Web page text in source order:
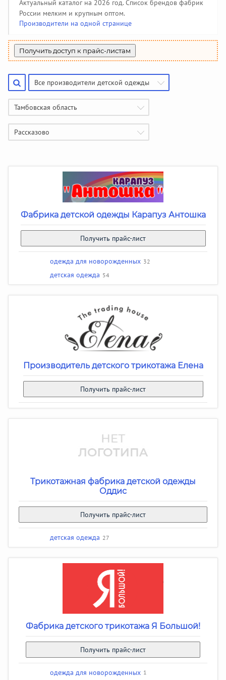
Пеленки, простынки208
Халаты, тапочки108
Купальники и плавки 51
Спортивная одежда
Вязаная одежда382
Жилеты 69
Жилеты утепленные 85
Шубы и дубленки130
Жакеты детские 34
Панамки, шляпки 34
Джинсовые сарафаны6
Джинсовые юбки3
Колготки 142
Гольфы 44
Производители галстуков, ремней, подтяжек
Помощь
Актуальный каталог на 2026 год. Список брендов фабрик
России мелким и крупным оптом.
Производители на одной странице
Получить доступ к прайс-листам
Все производители детской одежды
Тамбовская область
Рассказово
Фабрика детской одежды Карапуз Антошка
Получить прайс-лист
одежда для новорожденных 32
детская одежда 54
Производитель детского трикотажа Елена
Получить прайс-лист
Трикотажная фабрика детской одежды
Оддис
Получить прайс-лист
детская одежда 27
Фабрика детского трикотажа Я Большой!
Получить прайс-лист
одежда для новорожденных 1